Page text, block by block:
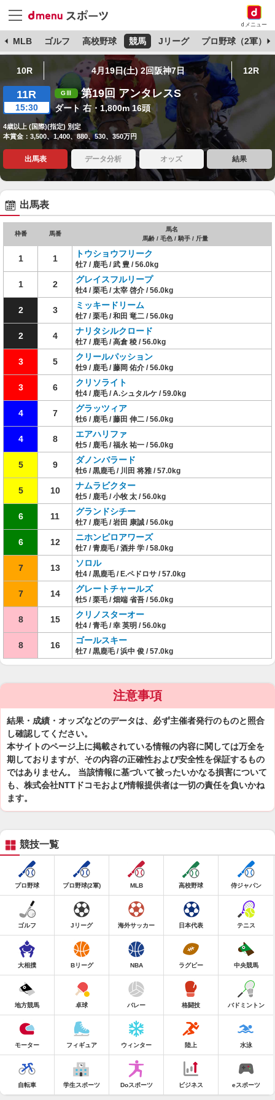
dメニュー
MLB ゴルフ 高校野球 競馬 Jリーグ プロ野球（2軍）
10R 4月19日(土) 2回阪神7日 12R
11R
15:30
第19回 アンタレスS
ダート 右・1,800m 16頭
4歳以上 (国際)(指定) 別定
本賞金：3,500、1,400、880、530、350万円
出馬表 データ分析 オッズ 結果
出馬表
枠番 馬番
馬名
馬齢 / 毛色 / 騎手 / 斤量
1 1 トウショウフリーク
牡7 / 鹿毛 / 武 豊 / 56.0kg
1 2 グレイスフルリープ
牡4 / 栗毛 / 太宰 啓介 / 56.0kg
2 3 ミッキードリーム
牡7 / 栗毛 / 和田 竜二 / 56.0kg
2 4 ナリタシルクロード
牡7 / 鹿毛 / 高倉 稜 / 56.0kg
3 5 クリールパッション
牡9 / 鹿毛 / 藤岡 佑介 / 56.0kg
3 6 クリソライト
牡4 / 鹿毛 / A.シュタルケ / 59.0kg
4 7 グラッツィア
牡6 / 鹿毛 / 藤田 伸二 / 56.0kg
4 8 エアハリファ
牡5 / 鹿毛 / 福永 祐一 / 56.0kg
5 9 ダノンバラード
牡6 / 黒鹿毛 / 川田 将雅 / 57.0kg
5 10 ナムラビクター
牡5 / 鹿毛 / 小牧 太 / 56.0kg
6 11 グランドシチー
牡7 / 鹿毛 / 岩田 康誠 / 56.0kg
6 12 ニホンピロアワーズ
牡7 / 青鹿毛 / 酒井 学 / 58.0kg
7 13 ソロル
牡4 / 黒鹿毛 / E.ペドロサ / 57.0kg
7 14 グレートチャールズ
牡5 / 栗毛 / 畑端 省吾 / 56.0kg
8 15 クリノスターオー
牡4 / 青毛 / 幸 英明 / 56.0kg
8 16 ゴールスキー
牡7 / 黒鹿毛 / 浜中 俊 / 57.0kg
注意事項
結果・成績・オッズなどのデータは、必ず主催者発行のものと照合
し確認してください。
本サイトのページ上に掲載されている情報の内容に関しては万全を
期しておりますが、その内容の正確性および安全性を保証するもの
ではありません。 当該情報に基づいて被ったいかなる損害について
も、株式会社NTTドコモおよび情報提供者は一切の責任を負いかね
ます。
競技一覧
プロ野球 プロ野球(2軍) MLB 高校野球 侍ジャパン
ゴルフ Jリーグ 海外サッカー 日本代表 テニス
大相撲 Bリーグ NBA ラグビー 中央競馬
地方競馬 卓球 バレー 格闘技 バドミントン
モーター フィギュア ウィンター 陸上 水泳
自転車 学生スポーツ Doスポーツ ビジネス eスポーツ